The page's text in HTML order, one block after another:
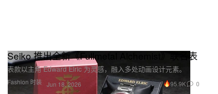
Fashion 时装
Seiko 推出全新《Fullmetal Alchemist》联名表
表款以主角 Edward Elric 为灵感，融入多处动画设计元素。
Jun 18, 2026 95.9K 0